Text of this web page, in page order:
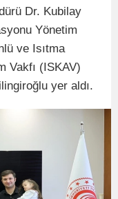
Dr. Kubilay
Yönetim
ve Isıtma
Vakfı (ISKAV)
yer aldı.